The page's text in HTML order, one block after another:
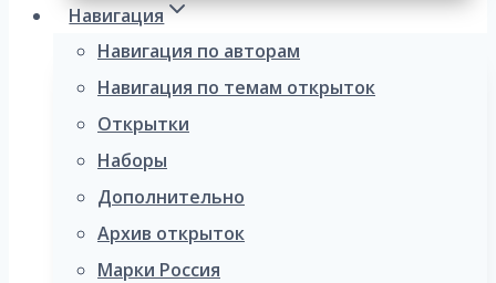
Навигация
Навигация по авторам
Навигация по темам открыток
Открытки
Наборы
Дополнительно
Архив открыток
Марки Россия